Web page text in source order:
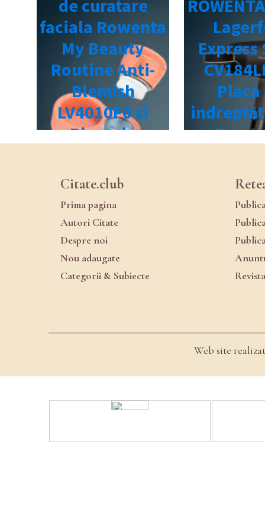
Citate.club
Prima pagina
Autori Citate
Despre noi
Nou adaugate
Categorii & Subiecte
Web site